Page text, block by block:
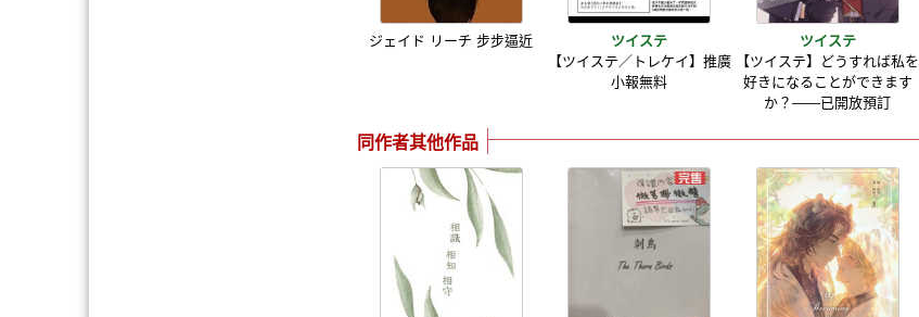
ジェイド リーチ 步步逼近
ツイステ
【ツイステ／トレケイ】推廣
小報無料
ツイステ
【ツイステ】どうすれば私を
好きになることができます
か？——已開放預訂
同作者其他作品